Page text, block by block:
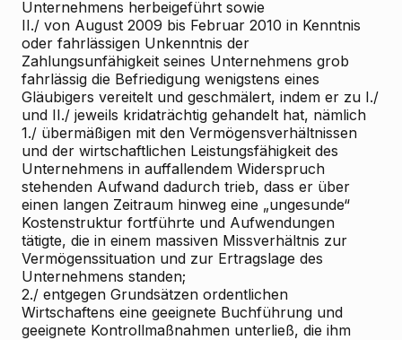
Unternehmens herbeigeführt sowie
II./ von August 2009 bis Februar 2010 in Kenntnis
oder fahrlässigen Unkenntnis der
Zahlungsunfähigkeit seines Unternehmens grob
fahrlässig die Befriedigung wenigstens eines
Gläubigers vereitelt und geschmälert, indem er zu I./
und II./ jeweils kridaträchtig gehandelt hat, nämlich
1./ übermäßigen mit den Vermögensverhältnissen
und der wirtschaftlichen Leistungsfähigkeit des
Unternehmens in auffallendem Widerspruch
stehenden Aufwand dadurch trieb, dass er über
einen langen Zeitraum hinweg eine „ungesunde“
Kostenstruktur fortführte und Aufwendungen
tätigte, die in einem massiven Missverhältnis zur
Vermögenssituation und zur Ertragslage des
Unternehmens standen;
2./ entgegen Grundsätzen ordentlichen
Wirtschaftens eine geeignete Buchführung und
geeignete Kontrollmaßnahmen unterließ, die ihm